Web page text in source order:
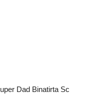
Dad Binatirta Sc